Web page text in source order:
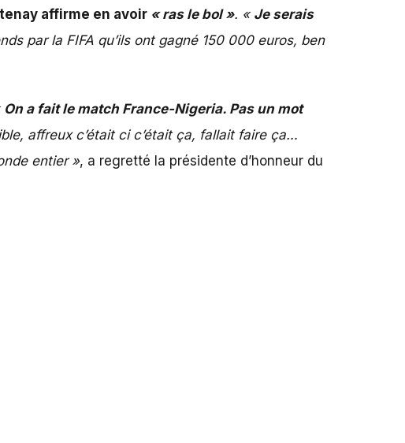
affirme en avoir « ras le bol ». « Je serais
par la FIFA qu’ils ont gagné 150 000 euros, ben
On a fait le match France-Nigeria. Pas un mot
affreux c’était ci c’était ça, fallait faire ça…
entier », a regretté la présidente d’honneur du